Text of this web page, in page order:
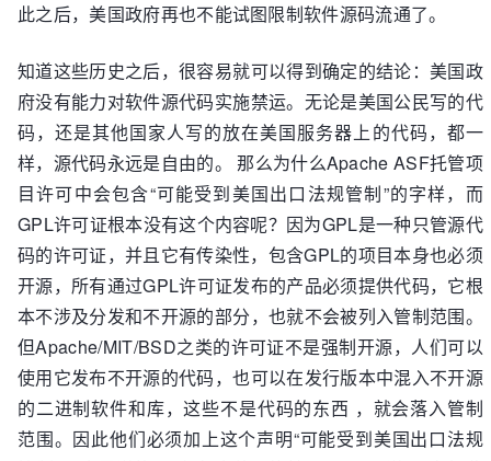
此之后，美国政府再也不能试图限制软件源码流通了。
知道这些历史之后，很容易就可以得到确定的结论：美国政
府没有能力对软件源代码实施禁运。无论是美国公民写的代
码，还是其他国家人写的放在美国服务器上的代码，都一
样，源代码永远是自由的。 那么为什么Apache ASF托管项
目许可中会包含“可能受到美国出口法规管制”的字样，而
GPL许可证根本没有这个内容呢？因为GPL是一种只管源代
码的许可证，并且它有传染性，包含GPL的项目本身也必须
开源，所有通过GPL许可证发布的产品必须提供代码，它根
本不涉及分发和不开源的部分，也就不会被列入管制范围。
但Apache/MIT/BSD之类的许可证不是强制开源，人们可以
使用它发布不开源的代码，也可以在发行版本中混入不开源
的二进制软件和库，这些不是代码的东西 ，就会落入管制
范围。因此他们必须加上这个声明“可能受到美国出口法规